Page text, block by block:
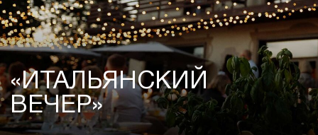
«ИТАЛЬЯНСКИЙ
ВЕЧЕР»
3 недели
Время подготовки
Количество гостей
Бюджет
День рождения
Мероприятие